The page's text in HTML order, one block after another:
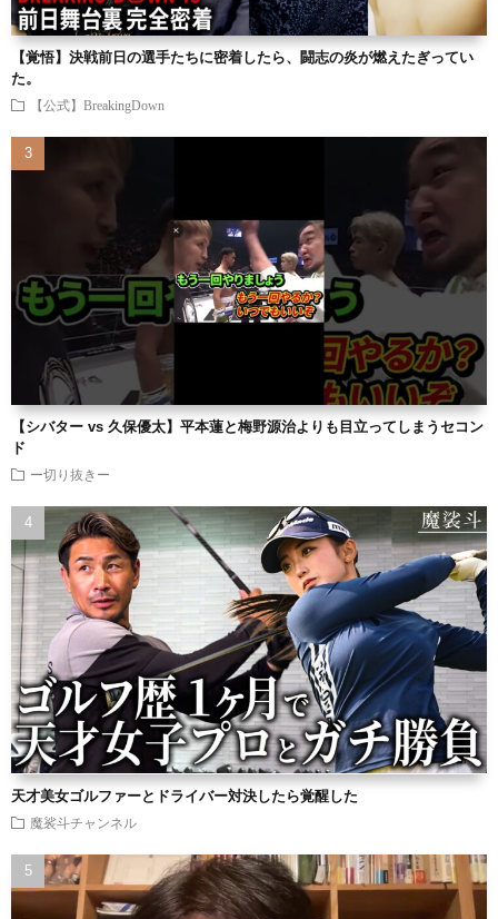
【覚悟】決戦前日の選手たちに密着したら、闘志の炎が燃えたぎってい
た。
【公式】BreakingDown
【シバター vs 久保優太】平本蓮と梅野源治よりも目立ってしまうセコン
ド
ー切り抜きー
天才美女ゴルファーとドライバー対決したら覚醒した
魔裟斗チャンネル